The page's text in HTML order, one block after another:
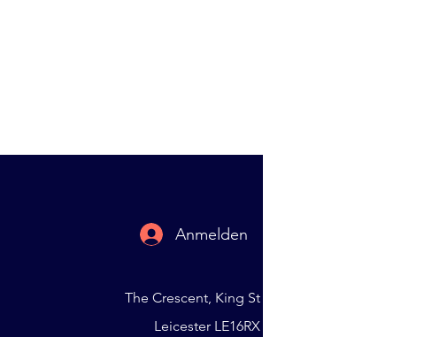
Anmelden
The Crescent, King St
Leicester LE16RX